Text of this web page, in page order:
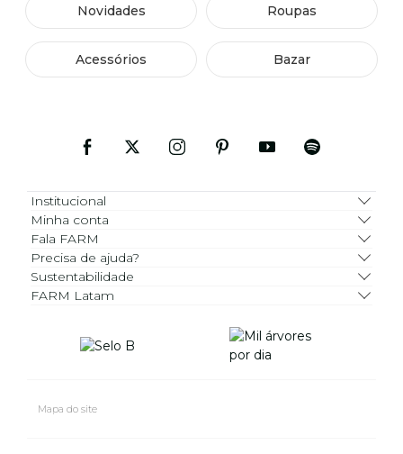
Novidades Roupas
Acessórios Bazar
Institucional
Minha conta
Fala FARM
Precisa de ajuda?
Sustentabilidade
FARM Latam
Mapa do site